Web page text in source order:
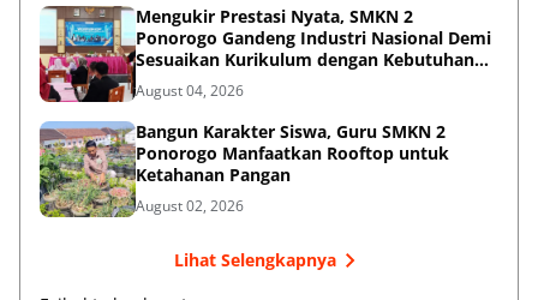
Mengukir Prestasi Nyata, SMKN 2
Ponorogo Gandeng Industri Nasional Demi
Sesuaikan Kurikulum dengan Kebutuhan
Dunia Kerja
August 04, 2026
Bangun Karakter Siswa, Guru SMKN 2
Ponorogo Manfaatkan Rooftop untuk
Ketahanan Pangan
August 02, 2026
Lihat Selengkapnya